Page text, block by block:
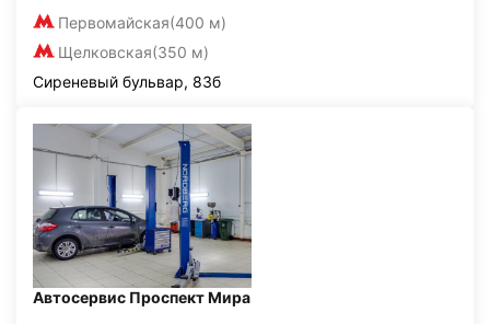
Первомайская(400 м)
Щелковская(350 м)
Сиреневый бульвар, 83б
Автосервис Проспект Мира